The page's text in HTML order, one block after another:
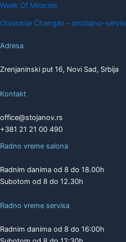
Week Of Miracles
Otvaranje Changan – prodajno-
Adresa
Zrenjaninski put 16, Novi Sad, Srbija
Kontakt
office@stojanov.rs
+381 21 21 00 490
Radno vreme salona
Radnim danima od 8 do 18.00h
Subotom od 8 do 12.30h
Radno vreme servisa
Radnim danima od 8 do 16:00h